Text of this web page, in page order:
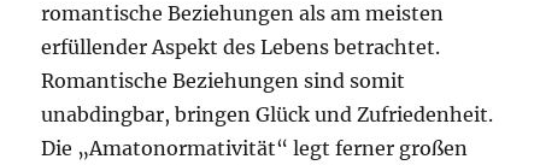
romantische Beziehungen als am meisten
erfüllender Aspekt des Lebens betrachtet.
Romantische Beziehungen sind somit
unabdingbar, bringen Glück und Zufriedenheit.
Die „Amatonormativität“ legt ferner großen